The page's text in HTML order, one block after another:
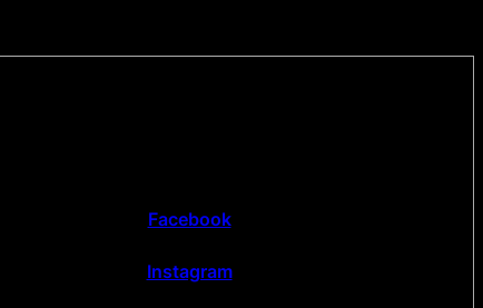
Facebook
Instagram